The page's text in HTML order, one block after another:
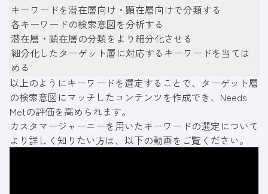
キーワードを潜在層向け・顕在層向けで分類する
各キーワードの検索意図を分析する
潜在層・顕在層の分類をより細分化させる
細分化したターゲット層に対応するキーワードを当ては
める
以上のようにキーワードを選定することで、ターゲット層
の検索意図にマッチしたコンテンツを作成でき、Needs
Metの評価を高められます。
カスタマージャーニーを用いたキーワードの選定について
より詳しく知りたい方は、以下の動画をご覧ください。